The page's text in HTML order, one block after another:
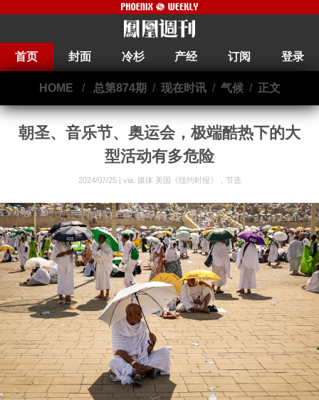
首页 封面 冷杉 产经 订阅 登录
HOME / 总第874期 / 现在时讯/ 气候/ 正文
朝圣、音乐节、奥运会，极端酷热下的大
型活动有多危险
2024/07/25 | via. 媒体 美国《纽约时报》，节选